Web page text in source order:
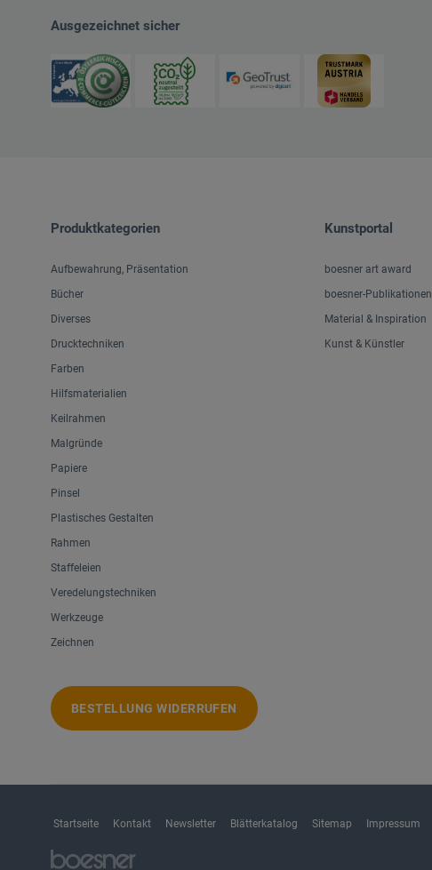
Ausgezeichnet sicher
Produktkategorien
Aufbewahrung, Präsentation
Bücher
Diverses
Drucktechniken
Farben
Hilfsmaterialien
Keilrahmen
Malgründe
Papiere
Pinsel
Plastisches Gestalten
Rahmen
Staffeleien
Veredelungstechniken
Werkzeuge
Zeichnen
BESTELLUNG WIDERRUFEN
Kunstportal
boesner art award
boesner-Publikationen
Material & Inspiration
Kunst & Künstler
Startseite Kontakt Newsletter Blätterkatalog Sitemap Impressum